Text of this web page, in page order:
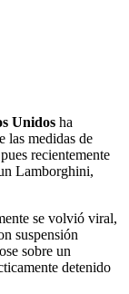
Unidos ha
las medidas de
recientemente
Lamborghini,
se volvió viral,
suspensión
sobre un
detenido